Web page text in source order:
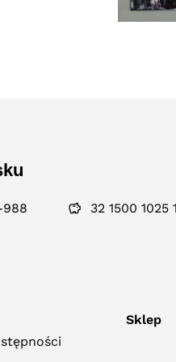
988 32 1500 1025
Sklep